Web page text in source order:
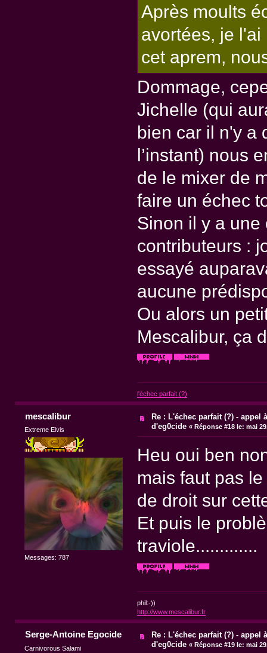
Après moults
avortées, je
cet aprem,
Dommage,
Jichelle (qui
bien car il n'y a
l’instant) nous
de le mixer de
faire un échec
Sinon il y a une
contributeurs :
essayé
aucune
Ou alors un
Mescalibur, ça
l'échec parfait (?)
mescalibur
Extreme Elvis
Messages: 787
Re : L'échec parfait (?) - appel
d'eg0cide «Réponse #18 le: mai
Heu oui ben
mais faut pas
de droit sur
Et puis le
traviole.............
phil:-))
http://www.mescalibur.fr
Serge-Antoine Egocide
Carnivorous Salami
Re : L'échec parfait (?) - appel
d'eg0cide « Réponse #19 le: mai